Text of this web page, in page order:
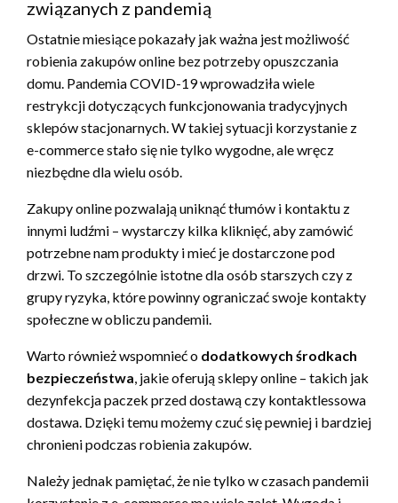
związanych z pandemią
Ostatnie miesiące pokazały jak ważna jest możliwość
robienia zakupów online bez potrzeby opuszczania
domu. Pandemia COVID-19 wprowadziła wiele
restrykcji dotyczących funkcjonowania tradycyjnych
sklepów stacjonarnych. W takiej sytuacji korzystanie z
e-commerce stało się nie tylko wygodne, ale wręcz
niezbędne dla wielu osób.
Zakupy online pozwalają uniknąć tłumów i kontaktu z
innymi ludźmi – wystarczy kilka kliknięć, aby zamówić
potrzebne nam produkty i mieć je dostarczone pod
drzwi. To szczególnie istotne dla osób starszych czy z
grupy ryzyka, które powinny ograniczać swoje kontakty
społeczne w obliczu pandemii.
Warto również wspomnieć o dodatkowych środkach
bezpieczeństwa, jakie oferują sklepy online – takich jak
dezynfekcja paczek przed dostawą czy kontaktlessowa
dostawa. Dzięki temu możemy czuć się pewniej i bardziej
chronieni podczas robienia zakupów.
Należy jednak pamiętać, że nie tylko w czasach pandemii